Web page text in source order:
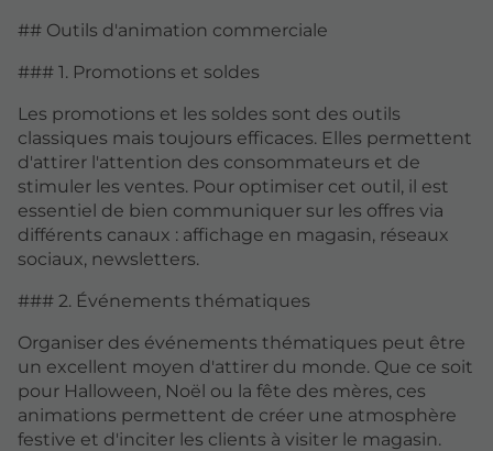
## Outils d'animation commerciale
### 1. Promotions et soldes
Les promotions et les soldes sont des outils
classiques mais toujours efficaces. Elles permettent
d'attirer l'attention des consommateurs et de
stimuler les ventes. Pour optimiser cet outil, il est
essentiel de bien communiquer sur les offres via
différents canaux : affichage en magasin, réseaux
sociaux, newsletters.
### 2. Événements thématiques
Organiser des événements thématiques peut être
un excellent moyen d'attirer du monde. Que ce soit
pour Halloween, Noël ou la fête des mères, ces
animations permettent de créer une atmosphère
festive et d'inciter les clients à visiter le magasin.